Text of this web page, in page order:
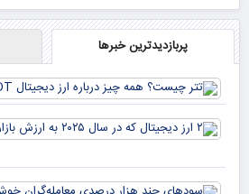
پربازدیدترین خبرها